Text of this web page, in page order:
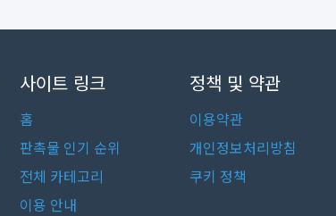
사이트 링크
홈
판촉물 인기 순위
전체 카테고리
이용 안내
정책 및 약관
이용약관
개인정보처리방침
쿠키 정책